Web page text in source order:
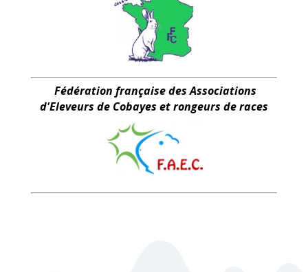
Fédération française des Associations
d'Eleveurs de Cobayes et rongeurs de races